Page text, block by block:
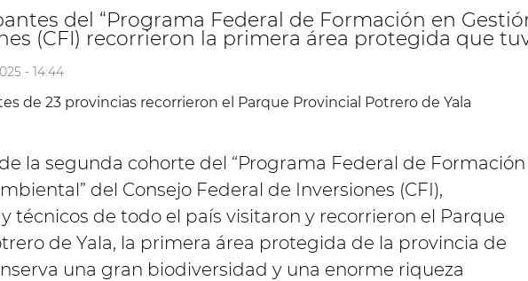
del “Programa Federal de Formación en
(CFI) recorrieron la primera área protegida que
- 14:44
la segunda cohorte del “Programa Federal de Formación
del Consejo Federal de Inversiones (CFI),
técnicos de todo el país visitaron y recorrieron el Parque
de Yala, la primera área protegida de la provincia de
una gran biodiversidad y una enorme riqueza